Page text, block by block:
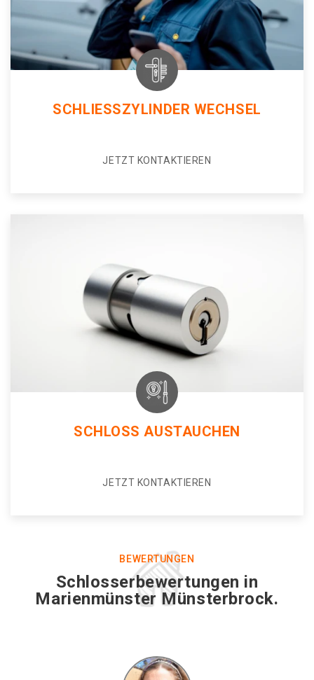
SCHLIESSZYLINDER WECHSEL
JETZT KONTAKTIEREN
SCHLOSS AUSTAUCHEN
JETZT KONTAKTIEREN
BEWERTUNGEN
Schlosserbewertungen in
Marienmünster Münsterbrock.